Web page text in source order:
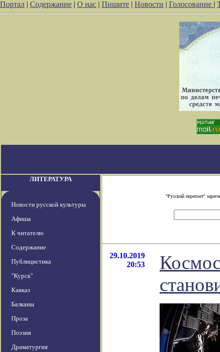
Портал | Содержание | О нас | Пишите | Новости | Голосование |
ЛИТЕРАТУРА
Новости русской культуры
Афиша
К читателю
Содержание
Публицистика
"Курск"
Кавказ
Балканы
Проза
Поэзия
Драматургия
"Русский переплет"
29.10.2019
20:53